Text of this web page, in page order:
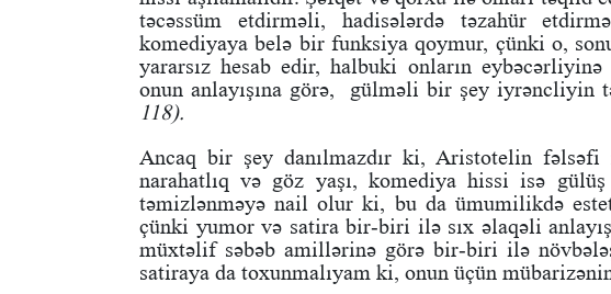
təcəssüm etdirməli, hadisələrdə təzahür
komediyaya belə bir funksiya qoymur, çünki o,
yararsız hesab edir, halbuki onların
onun anlayışına görə, gülməli bir şey iyrəncliyin
118).
Ancaq bir şey danılmazdır ki, Aristotelin fəlsəfi
narahatlıq və göz yaşı, komediya hissi isə
təmizlənməyə nail olur ki, bu da ümumilikdə
çünki yumor və satira bir-biri ilə sıx əlaqəli
müxtəlif səbəb amillərinə görə bir-biri ilə
satiraya da toxunmalıyam ki, onun üçün